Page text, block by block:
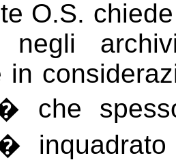
O.S.
negli
in
che